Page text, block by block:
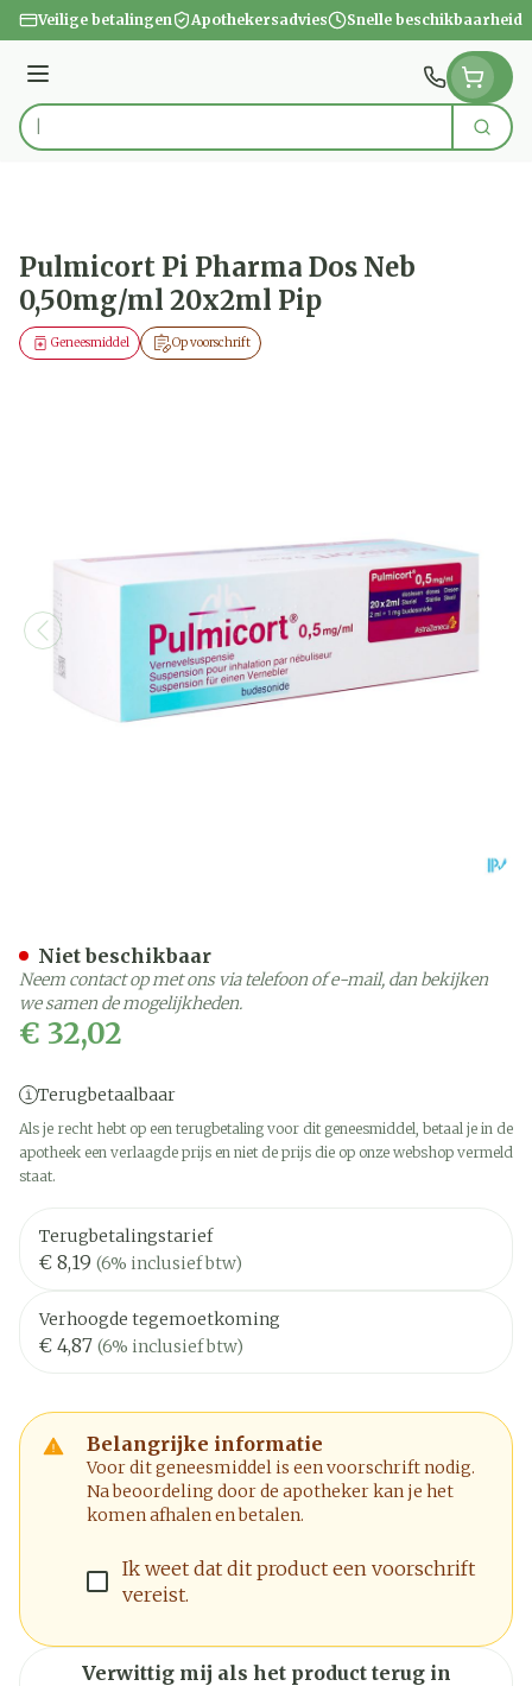
Ga naar de inhoud
Veilige betalingen Apothekersadvies Snelle beschikbaarheid
Menu
Product, merk, categorie... Zoek
Pulmicort Pi Pharma Dos Neb
0,50mg/ml 20x2ml Pip
Op voorschrift
Geneesmiddel
€ 32,02
Terugbetaalbaar
Als je recht hebt op een terugbetaling voor dit geneesmiddel, betaal je in de
apotheek een verlaagde prijs en niet de prijs die op onze webshop vermeld
staat.
Terugbetalingstarief
€ 8,19 (6% inclusief btw)
Verhoogde tegemoetkoming
€ 4,87 (6% inclusief btw)
Belangrijke informatie
Voor dit geneesmiddel is een voorschrift nodig.
Na beoordeling door de apotheker kan je het
komen afhalen en betalen.
Ik weet dat dit product een voorschrift
vereist.
Verwittig mij als het product terug in
Niet beschikbaar
Neem contact op met ons via telefoon of e-mail, dan bekijken
we samen de mogelijkheden.